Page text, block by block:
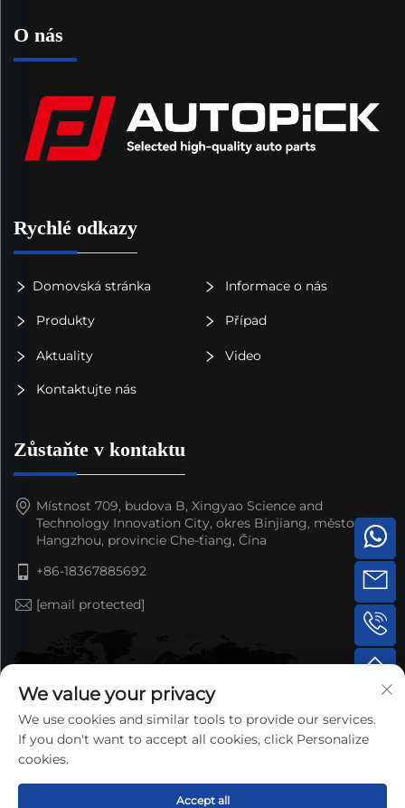
O nás
Rychlé odkazy
Domovská stránka Informace o nás
Produkty Případ
Aktuality Video
Kontaktujte nás
Zůstaňte v kontaktu
Místnost 709, budova B, Xingyao Science and
Technology Innovation City, okres Binjiang, město
Hangzhou, provincie Che-ťiang, Čína
+86-18367885692
[email protected]
We value your privacy
We use cookies and similar tools to provide our services.
If you don't want to accept all cookies, click Personalize
cookies.
Accept all